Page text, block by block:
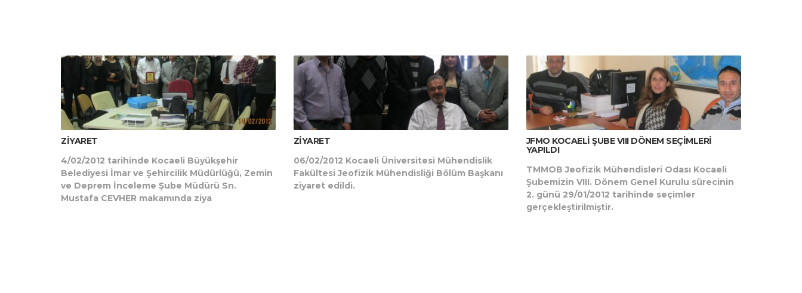
ZİYARET
4/02/2012 tarihinde Kocaeli Büyükşehir
Belediyesi İmar ve Şehircilik Müdürlüğü, Zemin
ve Deprem İnceleme Şube Müdürü Sn.
Mustafa CEVHER makamında ziya
ZİYARET
06/02/2012 Kocaeli Üniversitesi Mühendislik
Fakültesi Jeofizik Mühendisliği Bölüm Başkanı
ziyaret edildi.
JFMO KOCAELİ ŞUBE VIII DÖNEM SEÇİMLERİ
YAPILDI
TMMOB Jeofizik Mühendisleri Odası Kocaeli
Şubemizin VIII. Dönem Genel Kurulu sürecinin
2. günü 29/01/2012 tarihinde seçimler
gerçekleştirilmiştir.